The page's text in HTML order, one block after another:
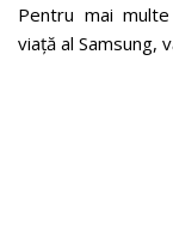
Pentru mai
viață al Samsung,